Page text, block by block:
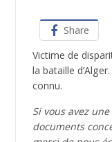
Share
Victime de
la bataille
connu.
Si vous avez
documents